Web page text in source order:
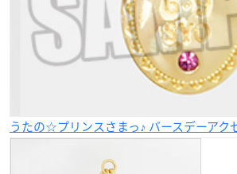
うたの☆プリンスさまっ♪ バースデーアク